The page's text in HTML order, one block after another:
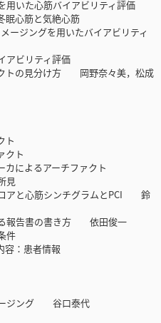
いた心筋バイアビリティ評価
心筋と気絶心筋
ジングを用いたバイアビリティ
ビリティ評価
トの見分け方 岡野奈々美，松成
ト
ト
によるアーチファクト
見
と心筋シンチグラムとPCI 鈴
報告書の書き方 依田俊一
件
：患者情報
ジング 谷口泰代